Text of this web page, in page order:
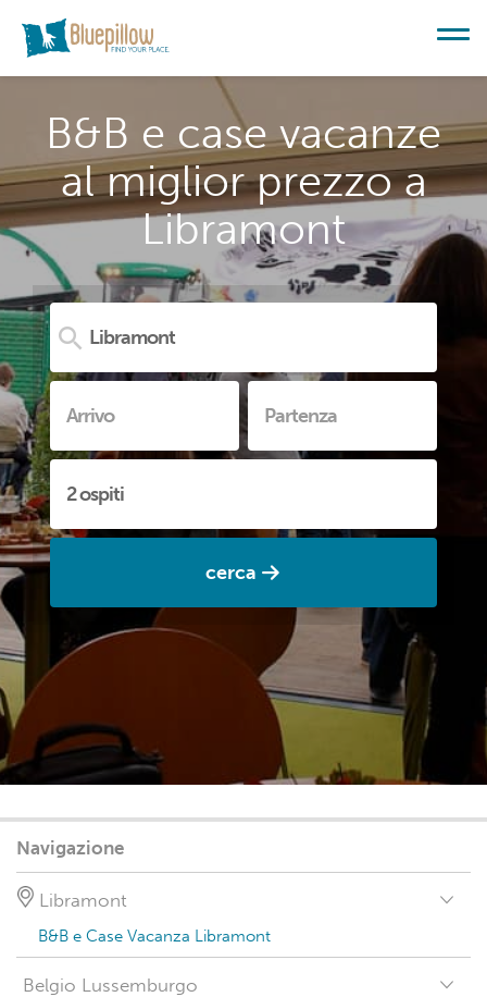
B&B e case vacanze
al miglior prezzo a
Libramont
cerca
Navigazione
Libramont
B&B e Case Vacanza Libramont
Belgio Lussemburgo